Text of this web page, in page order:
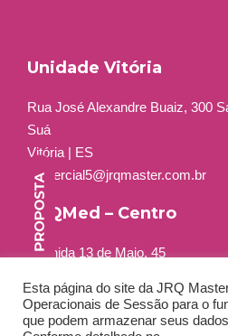
Unidade Vitória
Rua José Alexandre Buaiz, 300
Suá
Vitória | ES
comercial5@jrqmaster.com.br
JRQMed – Centro
Avenida 13 de Maio, 45
Centro – Rio de Janeiro – RJ
Tel: +55 (21) 3556-2264
Esta página do site da JRQ
Operacionais de Sessão para o
que podem armazenar seus